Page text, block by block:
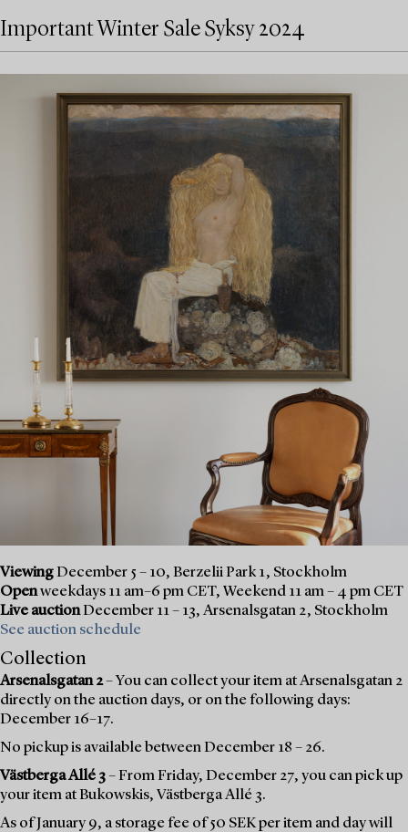
Important Winter Sale Syksy 2024
ViewingDecember 5 – 10, Berzelii Park 1, Stockholm
Openweekdays 11 am–6 pm CET, Weekend 11 am – 4 pm CET
Live auctionDecember 11 – 13, Arsenalsgatan 2, Stockholm
See auction schedule
Collection
Arsenalsgatan 2– You can collect your item at Arsenalsgatan 2
directly on the auction days, or on the following days:
December 16–17.
No pickup is available between December 18 – 26.
Västberga Allé 3– From Friday, December 27, you can pick up
your item at Bukowskis, Västberga Allé 3.
As of January 9, a storage fee of 50 SEK per item and day will